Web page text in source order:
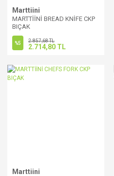
Marttiini
MARTTİİNİ BREAD KNİFE CKP
BIÇAK
%5 2.857,68 TL
2.714,80 TL
Marttiini